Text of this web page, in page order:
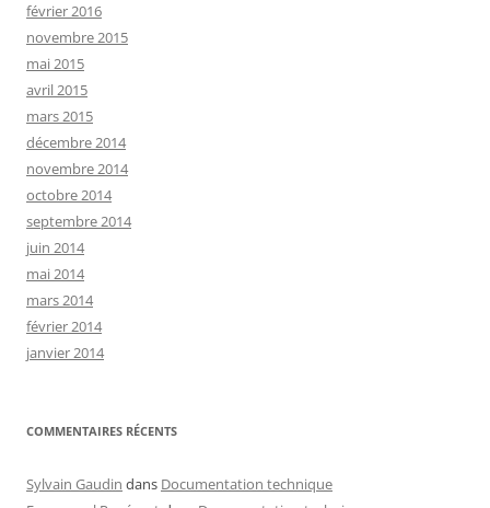
février 2016
novembre 2015
mai 2015
avril 2015
mars 2015
décembre 2014
novembre 2014
octobre 2014
septembre 2014
juin 2014
mai 2014
mars 2014
février 2014
janvier 2014
COMMENTAIRES RÉCENTS
Sylvain Gaudin dans Documentation technique